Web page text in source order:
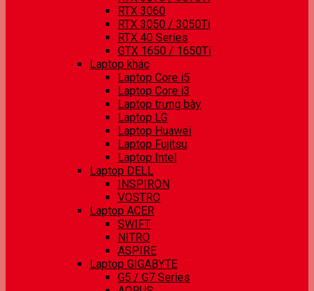
RTX 3060
RTX 3050 / 3050Ti
RTX 40 Series
GTX 1650 / 1650Ti
Laptop khác
Laptop Core i5
Laptop Core i3
Laptop trưng bày
Laptop LG
Laptop Huawei
Laptop Fujitsu
Laptop Intel
Laptop DELL
INSPIRON
VOSTRO
Laptop ACER
SWIFT
NITRO
ASPIRE
Laptop GIGABYTE
G5 / G7 Series